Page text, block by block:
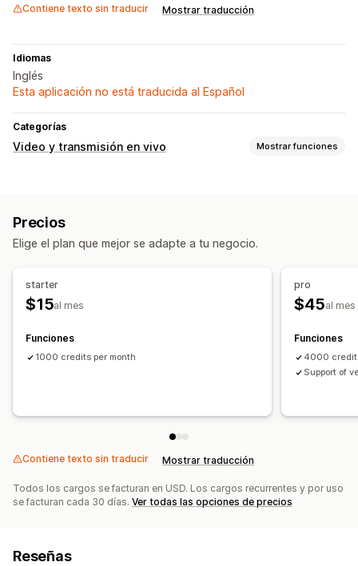
Contiene texto sin traducir Mostrar traducción
Idiomas
Inglés
Esta aplicación no está traducida al Español
Categorías
Video y transmisión en vivo Mostrar funciones
Compartir en redes sociales
Precios
Elige el plan que mejor se adapte a tu negocio.
starter
$15al mes
Funciones
1000 credits per month
pro
$45al mes
Funciones
4000
Support of
Contiene texto sin traducir Mostrar traducción
Todos los cargos se facturan en USD. Los cargos recurrentes y por uso
se facturan cada 30 días. Ver todas las opciones de precios
Reseñas